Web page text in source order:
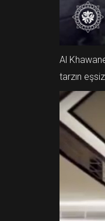
Al
tarzın